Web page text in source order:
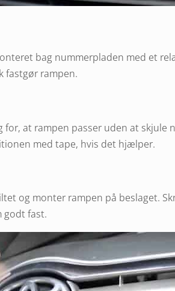
bag nummerpladen med et
fastgør rampen.
at rampen passer uden at
med tape, hvis det hjælper.
og monter rampen på beslaget.
godt fast.